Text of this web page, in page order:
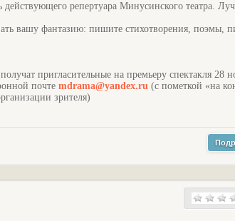
действующего репертуара Минусинского театра.
вашу фантазию: пишите стихотворения, поэмы,
пригласительные на премьеру спектакля 28
почте mdrama@yandex.ru (с пометкой «на
зрителя)